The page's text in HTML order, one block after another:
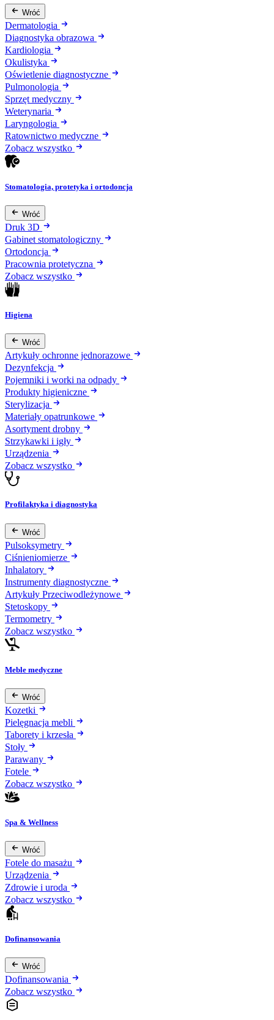
Wróć
Dermatologia
Diagnostyka obrazowa
Kardiologia
Okulistyka
Oświetlenie diagnostyczne
Pulmonologia
Sprzęt medyczny
Weterynaria
Laryngologia
Ratownictwo medyczne
Zobacz wszystko
Stomatologia, protetyka i ortodoncja
Wróć
Druk 3D
Gabinet stomatologiczny
Ortodoncja
Pracownia protetyczna
Zobacz wszystko
Higiena
Wróć
Artykuły ochronne jednorazowe
Dezynfekcja
Pojemniki i worki na odpady
Produkty higieniczne
Sterylizacja
Materiały opatrunkowe
Asortyment drobny
Strzykawki i igły
Urządzenia
Zobacz wszystko
Profilaktyka i diagnostyka
Wróć
Pulsoksymetry
Ciśnieniomierze
Inhalatory
Instrumenty diagnostyczne
Artykuły Przeciwodleżynowe
Stetoskopy
Termometry
Zobacz wszystko
Meble medyczne
Wróć
Kozetki
Pielęgnacja mebli
Taborety i krzesła
Stoły
Parawany
Fotele
Zobacz wszystko
Spa & Wellness
Wróć
Fotele do masażu
Urządzenia
Zdrowie i uroda
Zobacz wszystko
Dofinansowania
Wróć
Dofinansowania
Zobacz wszystko